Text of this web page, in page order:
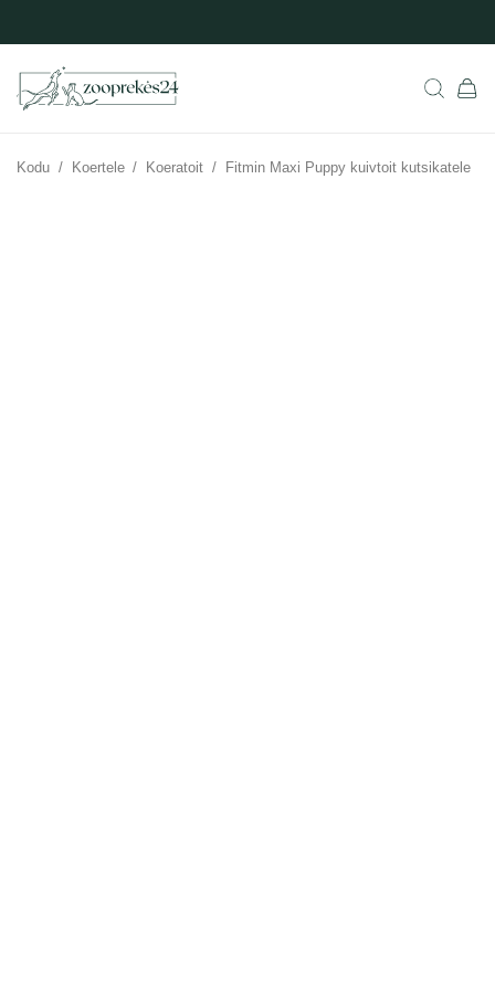
Kodu / Koertele / Koeratoit / Fitmin Maxi Puppy kuivtoit kutsikatele